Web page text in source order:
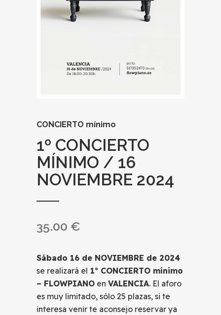
CONCIERTO mínimo
1º CONCIERTO
MÍNIMO / 16
NOVIEMBRE 2024
35.00 €
Sábado 16 de NOVIEMBRE de 2024
se realizará el 1º CONCIERTO mínimo
– FLOWPIANO en VALENCIA. El aforo
es muy limitado, sólo 25 plazas, si te
interesa venir te aconsejo reservar ya